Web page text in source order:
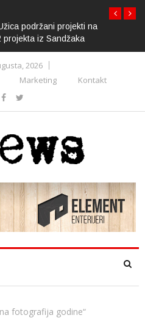
podržani projekti na
projekta iz Sandžaka
2026
Marketing Kontakt
fotografija godine“